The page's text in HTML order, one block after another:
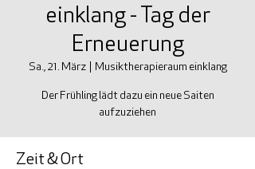
einklang - Tag der
Erneuerung
Sa., 21. März
  |
Musiktherapieraum einklang
Der Frühling lädt dazu ein neue Saiten
aufzuziehen
Zeit & Ort